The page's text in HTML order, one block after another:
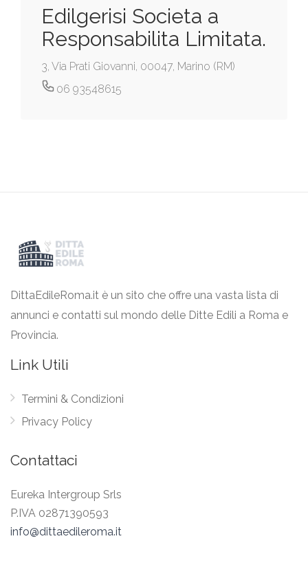
Edilgerisi Societa a
Responsabilita Limitata.
3, Via Prati Giovanni, 00047, Marino (RM)
06 93548615
DittaEdileRoma.it è un sito che offre una vasta lista di
annunci e contatti sul mondo delle Ditte Edili a Roma e
Provincia.
Link Utili
Termini & Condizioni
Privacy Policy
Contattaci
Eureka Intergroup Srls
P.IVA 02871390593
info@dittaedileroma.it